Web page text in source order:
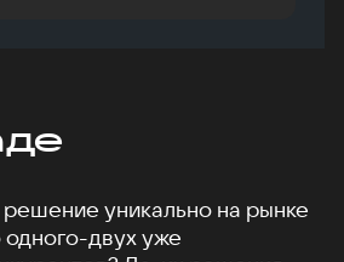
решение уникально на рынке
одного-двух уже